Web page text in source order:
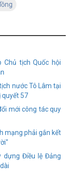
Chủ tịch Quốc hội
nước Tô Lâm tại
quyết 57
mới công tác quy
mạng phải gắn kết
dựng Điều lệ Đảng